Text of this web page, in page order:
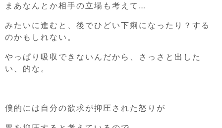
まあなんとか相手の立場も考えて…
みたいに進むと、後でひどい下痢になったり？する
のかもしれない。
やっぱり吸収できないんだから、さっさと出した
い、的な。
僕的には自分の欲求が抑圧された怒りが